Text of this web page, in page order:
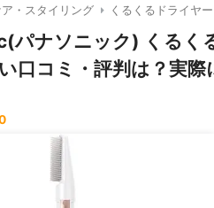
・スタイリング くるくるドライヤー
パナソニック) くるく
口コミ・評判は？実